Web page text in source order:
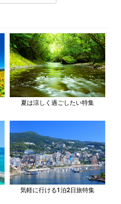
夏は涼しく過ごしたい特集
気軽に行ける1泊2日旅特集